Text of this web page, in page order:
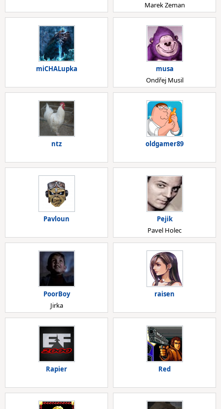
Marek Zeman
miCHALupka
musa
Ondřej Musil
ntz oldgamer89
Pavloun
Pejik
Pavel Holec
PoorBoy
Jirka
raisen
Rapier Red